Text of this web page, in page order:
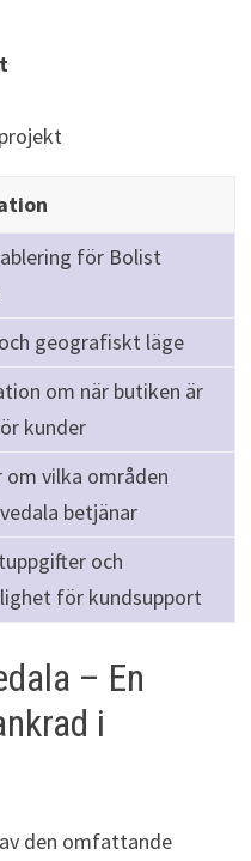
för Bolist
geografiskt läge
om när butiken är
kunder
om vilka områden
betjänar
och
för kundsupport
– En
i
den omfattande